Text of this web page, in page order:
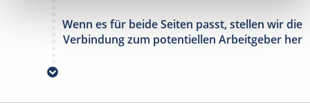
Wenn es für beide Seiten passt, stellen wir die
Verbindung zum potentiellen Arbeitgeber her